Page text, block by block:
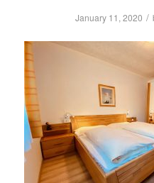
January 11, 2020 /